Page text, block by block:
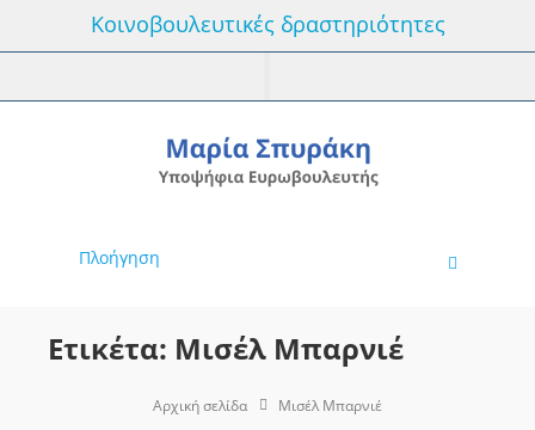
Κοινοβουλευτικές δραστηριότητες
Πλοήγηση
Ετικέτα: Μισέλ Μπαρνιέ
Αρχική σελίδα Μισέλ Μπαρνιέ